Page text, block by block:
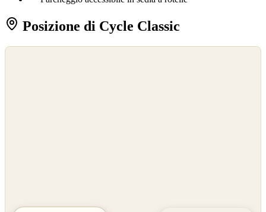
Posizione di Cycle Classic